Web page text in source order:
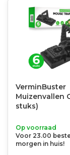
VerminBuster
Muizenvallen
stuks)
Op voorraad
Voor 23.00
morgen in huis!